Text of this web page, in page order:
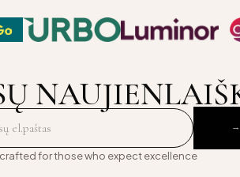
for those who expect excellence